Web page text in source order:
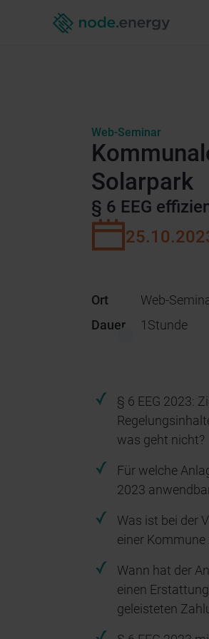
Web-Seminar
Solarpark
§ 6 EEG
Ort
Web-
Dauer
1 Stunde
§ 6 EEG 2023:
was geht nicht?
Für welche
2023
Was ist bei der
einer Kommune
Wann hat der
einen
geleisteten